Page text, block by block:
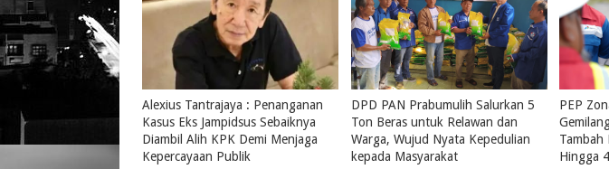
Alexius Tantrajaya : Penanganan
Kasus Eks Jampidsus Sebaiknya
Diambil Alih KPK Demi Menjaga
Kepercayaan Publik
DPD PAN Prabumulih Salurkan 5
Ton Beras untuk Relawan dan
Warga, Wujud Nyata Kepedulian
kepada Masyarakat
PEP
Tambah
Hingga